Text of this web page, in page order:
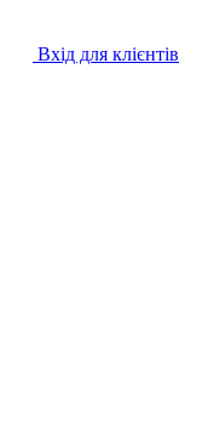
Вхід для клієнтів